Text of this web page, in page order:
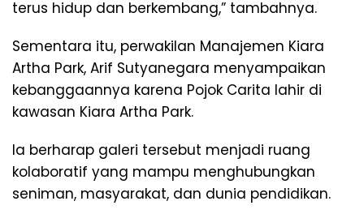
terus hidup dan berkembang,” tambahnya.
Sementara itu, perwakilan Manajemen Kiara
Artha Park, Arif Sutyanegara menyampaikan
kebanggaannya karena Pojok Carita lahir di
kawasan Kiara Artha Park.
Ia berharap galeri tersebut menjadi ruang
kolaboratif yang mampu menghubungkan
seniman, masyarakat, dan dunia pendidikan.